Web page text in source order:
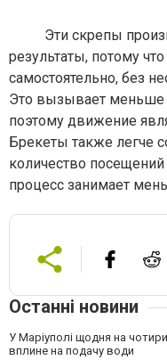
Эти скрепы
результаты, потому
самостоятельно, без
Это вызывает меньше
поэтому движение
Брекеты также легче
количество посещений
процесс занимает
Останні новини
У Маріуполі щодня на
вплине на подачу води